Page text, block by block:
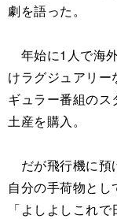
劇を語った。
年始に1人で海
けラグジュアリー
ギュラー番組の
土産を購入。
だが飛行機に預
自分の手荷物とし
「よしよしこれ